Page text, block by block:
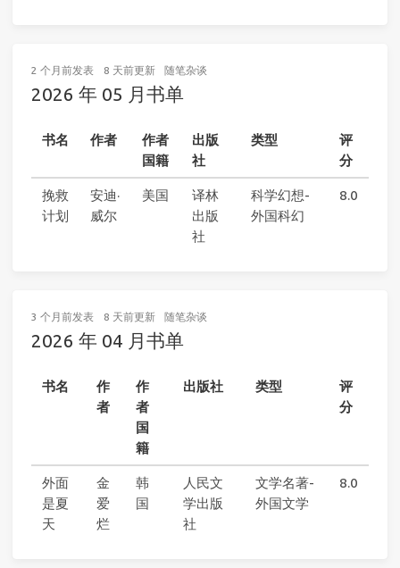
2 个月前发表 8 天前更新 随笔杂谈
2026 年 05 月书单
书名 作者
作者
国籍
出版
社
类型
评
分
挽救
计划
安迪·
威尔
美国
译林
出版
社
科学幻想-
外国科幻
8.0
3 个月前发表 8 天前更新 随笔杂谈
2026 年 04 月书单
书名
作
者
作
者
国
籍
出版社 类型
评
分
外面
是夏
天
金
爱
烂
韩
国
人民文
学出版
社
文学名著-
外国文学
8.0